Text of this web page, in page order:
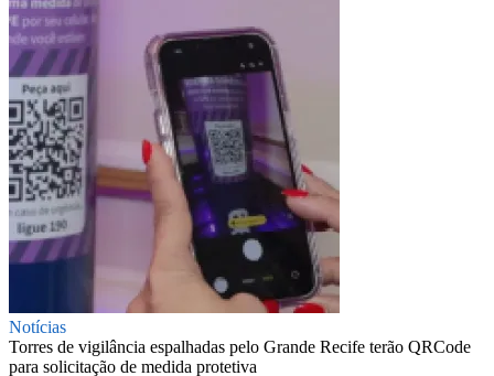
Notícias
Torres de vigilância espalhadas pelo Grande Recife terão QRCode
para solicitação de medida protetiva